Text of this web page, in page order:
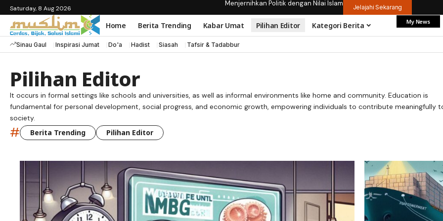
Saturday, 8 Aug 2026
Menjernihkan Politik dengan Nilai Islam Jelajahi Sekarang
Home Berita Trending Kabar Umat Pilihan Editor Kategori Berita My News
Sinau Gaul Inspirasi Jumat Do'a Hadist Siasah Tafsir & Tadabbur
Pilihan Editor
It occurs in formal settings like schools and universities, as well as informal environments like home and community. Education is
fundamental for personal development, social progress, and economic growth, empowering individuals to contribute meaningfully
society.
# Berita Trending Pilihan Editor